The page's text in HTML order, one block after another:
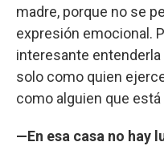
madre, porque no se
expresión emocional.
interesante
solo como quien
como alguien que
—En esa casa no hay